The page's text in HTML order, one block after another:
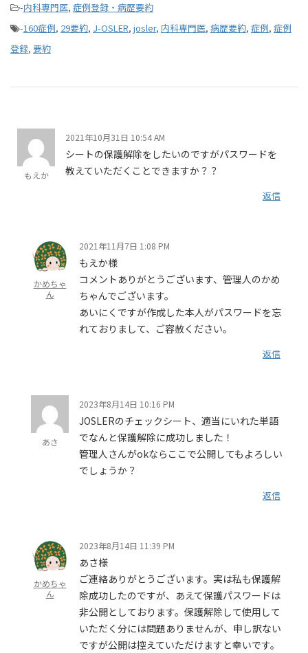
-内科専門医, 症例登録・病歴要約
-160症例, 29要約, J-OSLER, josler, 内科専門医, 病歴要約, 症例, 症例
登録, 要約
もえか
2021年10月31日 10:54 AM
シートの保護解除をしたいのですがパスワードを
教えていただくことできますか？？
返信
かめちゃ
ん
2021年11月7日 1:08 PM
もえか様
コメントありがとうございます、管理人のかめ
ちゃんでございます。
あいにくですが作成した本人がパスワードを忘
れておりまして、ご容赦ください。
返信
あさ
2023年8月14日 10:16 PM
JOSLERのチェックシート、適当にいれた単語
でなんと保護解除に成功しました！
管理人さんがokならここで公開してもよろしい
でしょうか？
返信
かめちゃ
ん
2023年8月14日 11:39 PM
あさ様
ご連絡ありがとうございます。実は私も保護解
除成功したのですが、あえて保護パスワードは
非公開としております。保護解除して使用して
いただく分には問題ありませんが、申し訳ない
ですが公開は控えていただけますと幸いです。